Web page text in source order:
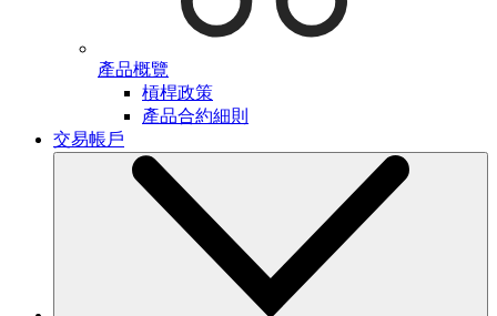
產品概覽
槓桿政策
產品合約細則
交易帳戶